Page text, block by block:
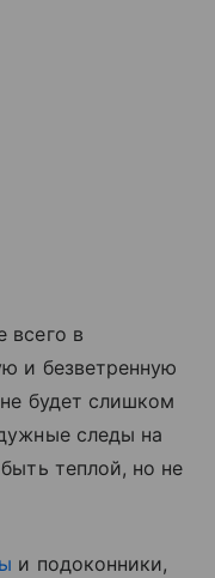
всего в
и безветренную
будет слишком
следы на
теплой, но не
и подоконники,